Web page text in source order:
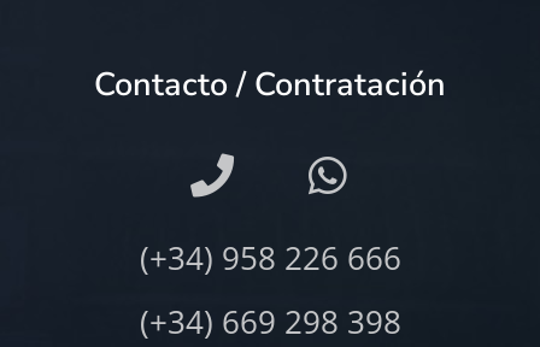
Contacto / Contratación
(+34) 958 226 666
(+34) 669 298 398